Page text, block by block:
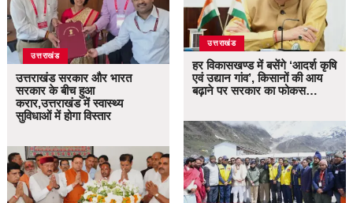
उत्तराखंड
उत्तराखंड सरकार और भारत
सरकार के बीच हुआ
करार,उत्तराखंड में स्वास्थ्य
सुविधाओं में होगा विस्तार
उत्तराखंड
हर विकासखण्ड में बसेंगे ‘आदर्श कृषि
एवं उद्यान गांव’, किसानों की आय
बढ़ाने पर सरकार का फोकस…